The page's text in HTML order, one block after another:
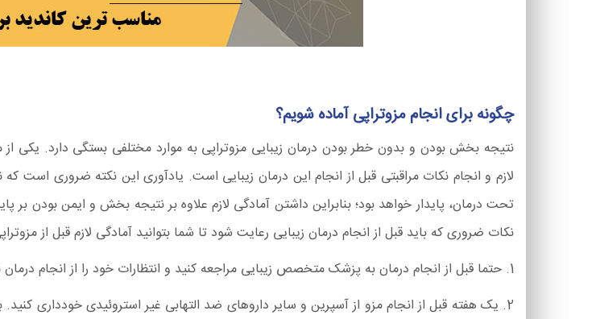
چگونه برای انجام مزوتراپی آماده شویم؟
نتیجه بخش بودن و بدون خطر بودن درمان زیبایی مزوتراپی به موارد مختلفی بستگی دارد. یکی
لازم و انجام نکات مراقبتی قبل از انجام این درمان زیبایی است. یادآوری این نکته ضروری
تحت درمان، پایدار خواهد بود؛ بنابراین داشتن آمادگی لازم علاوه بر نتیجه بخش و ایمن بودن بر
نکات ضروری که باید قبل از انجام درمان زیبایی رعایت شود تا شما بتوانید آمادگی لازم قبل از
1. حتما قبل از انجام درمان به پزشک متخصص زیبایی مراجعه کنید و انتظارات خود را از انجام درمان با پزشک متخصص زیبایی در میان بگذارید.
2. یک هفته قبل از انجام مزو از آسپرین و سایر داروهای ضد التهابی غیر استروئیدی خودداری